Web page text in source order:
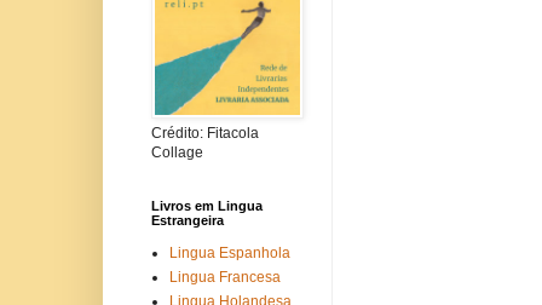
Crédito: Fitacola
Collage
Livros em Lingua
Estrangeira
Lingua Espanhola
Lingua Francesa
Lingua Holandesa